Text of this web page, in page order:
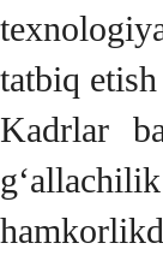
tatbiq
Kadrlar